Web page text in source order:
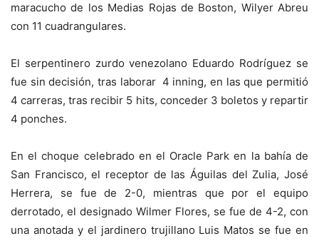
maracucho de los Medias Rojas de Boston, Wilyer Abreu
con 11 cuadrangulares.
El serpentinero zurdo venezolano Eduardo Rodríguez se
fue sin decisión, tras laborar 4 inning, en las que permitió
4 carreras, tras recibir 5 hits, conceder 3 boletos y repartir
4 ponches.
En el choque celebrado en el Oracle Park en la bahía de
San Francisco, el receptor de las Águilas del Zulia, José
Herrera, se fue de 2-0, mientras que por el equipo
derrotado, el designado Wilmer Flores, se fue de 4-2, con
una anotada y el jardinero trujillano Luis Matos se fue en